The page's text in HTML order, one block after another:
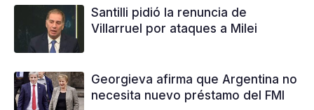
Santilli pidió la renuncia de
Villarruel por ataques a Milei
Georgieva afirma que Argentina no
necesita nuevo préstamo del FMI